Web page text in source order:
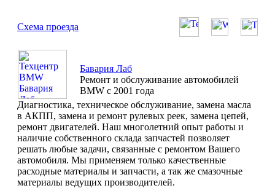
Схема проезда
Бавария Лаб
Ремонт и обслуживание автомобилей
BMW с 2001 года
Диагностика, техническое обслуживание, замена масла
в АКПП, замена и ремонт рулевых реек, замена цепей,
ремонт двигателей. Наш многолетний опыт работы и
наличие собственного склада запчастей позволяет
решать любые задачи, связанные с ремонтом Вашего
автомобиля. Мы применяем только качественные
расходные материалы и запчасти, а так же смазочные
материалы ведущих производителей.